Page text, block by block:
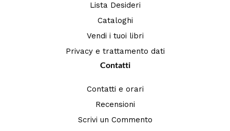
Lista Desideri
Cataloghi
Vendi i tuoi libri
Privacy e trattamento dati
Contatti
Contatti e orari
Recensioni
Scrivi un Commento